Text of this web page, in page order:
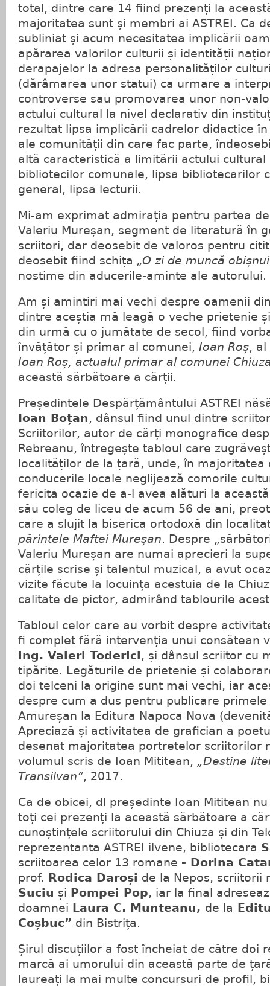
total, dintre care 14 fiind prezenți la
majoritatea sunt și membri ai ASTREI. Ca
subliniat și acum necesitatea implicării
apărarea valorilor culturii și identității
derapajelor la adresa personalităților
(dărâmarea unor statui) ca urmare a
controverse sau promovarea unor non-
actului cultural la nivel declarativ din
rezultat lipsa implicării cadrelor didactice
ale comunității din care fac parte,
altă caracteristică a limitării actului
bibliotecilor comunale, lipsa bibliotecarilor
general, lipsa lecturii.
Mi-am exprimat admirația pentru partea
Valeriu Mureșan, segment de literatură în
scriitori, dar deosebit de valoros pentru
deosebit fiind schița „O zi de muncă
nostime din aducerile-aminte ale autorului.
Am și amintiri mai vechi despre oamenii
dintre aceștia mă leagă o veche prietenie
din urmă cu o jumătate de secol, fiind
învățător și primar al comunei, Ioan Roș,
Ioan Roș, actualul primar al comunei
această sărbătoare a cărții.
Președintele Despărțământului ASTREI
Ioan Boțan, dânsul fiind unul dintre
Scriitorilor, autor de cărți monografice
Rebreanu, întregește tabloul care
localităților de la țară, unde, în majoritatea
conducerile locale neglijează comorile
fericita ocazie de a-l avea alături la
său coleg de liceu de acum 56 de ani,
care a slujit la biserica ortodoxă din
părintele Maftei Mureșan. Despre
Valeriu Mureșan are numai aprecieri la
cărțile scrise și talentul muzical, a avut
vizite făcute la locuința acestuia de la
calitate de pictor, admirând tablourile
Tabloul celor care au vorbit despre
fi complet fără intervenția unui consătean
ing. Valeri Toderici, și dânsul scriitor cu
tipărite. Legăturile de prietenie și
doi telceni la origine sunt mai vechi, iar
despre cum a dus pentru publicare
Amureșan la Editura Napoca Nova
Apreciază și activitatea de grafician a
desenat majoritatea portretelor scriitorilor
volumul scris de Ioan Mititean, „Destine
Transilvan”, 2017.
Ca de obicei, dl președinte Ioan Mititean
toți cei prezenți la această sărbătoare a
cunoștințele scriitorului din Chiuza și din
reprezentanta ASTREI ilvene, bibliotecara
scriitoarea celor 13 romane - Dorina
prof.
Rodica Daroși de la Nepos, scriitorii
Suciu și Pompei Pop, iar la final
doamnei Laura C. Munteanu, de la
Coșbuc” din Bistrița.
Șirul discuțiilor a fost încheiat de către doi
marcă ai umorului din această parte de
laureați la mai multe concursuri de profil,